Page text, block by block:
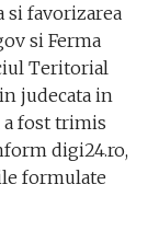
si favorizarea
si Ferma
Teritorial
judecata in
a fost trimis
digi24.ro,
formulate